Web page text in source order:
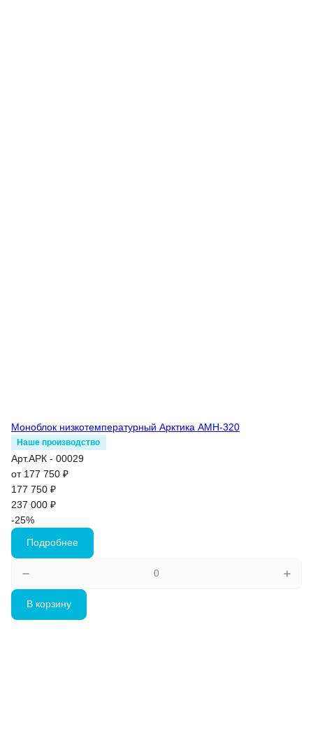
Моноблок низкотемпературный Арктика АМН-320
Наше производство
Арт.АРК - 00029
от 177 750 ₽
177 750 ₽
237 000 ₽
-25%
Подробнее
В корзину